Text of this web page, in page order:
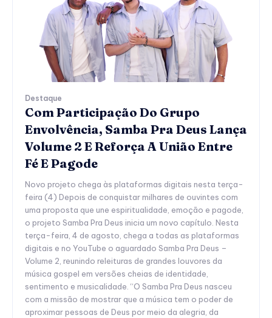
Destaque
Com Participação Do Grupo
Envolvência, Samba Pra Deus Lança
Volume 2 E Reforça A União Entre
Fé E Pagode
Novo projeto chega às plataformas digitais nesta terça-
feira (4) Depois de conquistar milhares de ouvintes com
uma proposta que une espiritualidade, emoção e pagode,
o projeto Samba Pra Deus inicia um novo capítulo. Nesta
terça-feira, 4 de agosto, chega a todas as plataformas
digitais e no YouTube o aguardado Samba Pra Deus –
Volume 2, reunindo releituras de grandes louvores da
música gospel em versões cheias de identidade,
sentimento e musicalidade. “O Samba Pra Deus nasceu
com a missão de mostrar que a música tem o poder de
aproximar pessoas de Deus por meio da alegria, da